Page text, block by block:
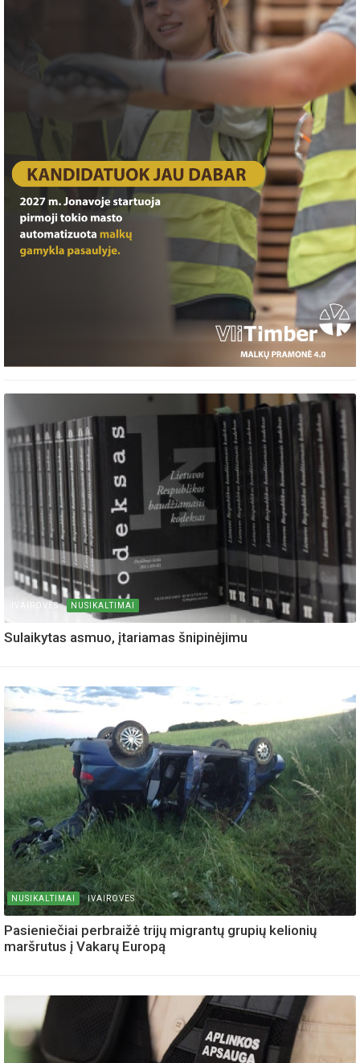
IVAIROVES NUSIKALTIMAI
Sulaikytas asmuo, įtariamas šnipinėjimu
NUSIKALTIMAI IVAIROVES
Pasieniečiai perbraižė trijų migrantų grupių kelionių
maršrutus į Vakarų Europą